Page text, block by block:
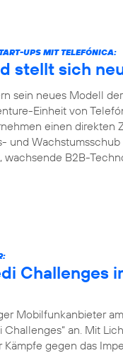
UPS MIT TELEFÓNICA:
stellt sich
sein neues Modell
Einheit von
einen direkten
und
wachsende B2B-
Challenges
Mobilfunkanbieter
Challenges“ an. Mit
gegen das